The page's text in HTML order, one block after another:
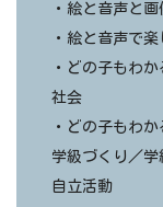
・絵と音声と
・絵と音声で
・どの子もわ
社会
・どの子もわ
学級づくり／学
自立活動